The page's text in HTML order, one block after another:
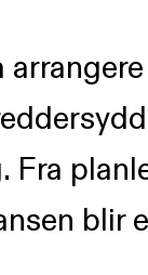
Fra
blir